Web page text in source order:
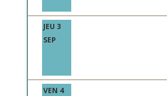
JEU 3
SEP
VEN 4